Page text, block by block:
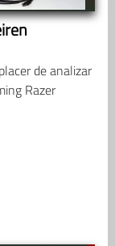
de analizar
Razer